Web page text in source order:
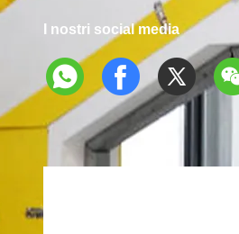
I nostri social media